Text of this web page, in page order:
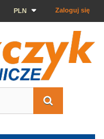
Zaloguj się
PLN